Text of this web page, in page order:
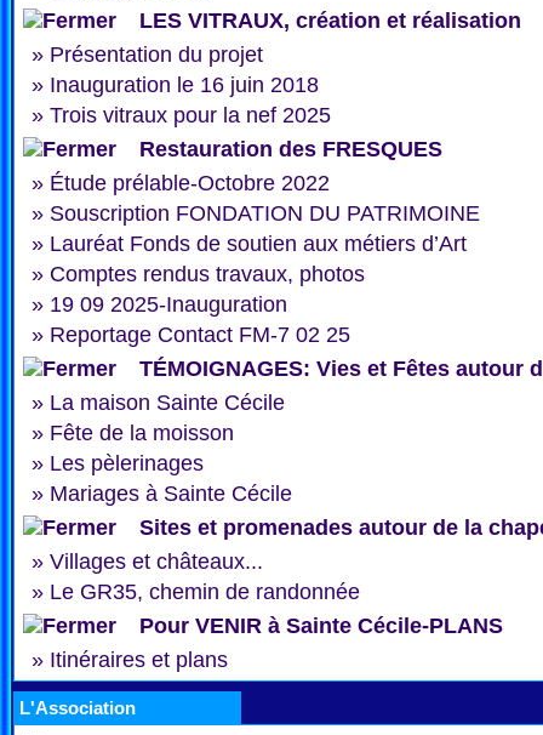
LES VITRAUX, création et réalisation
» Présentation du projet
» Inauguration le 16 juin 2018
» Trois vitraux pour la nef 2025
Restauration des FRESQUES
» Étude prélable-Octobre 2022
» Souscription FONDATION DU PATRIMOINE
» Lauréat Fonds de soutien aux métiers d’Art
» Comptes rendus travaux, photos
» 19 09 2025-Inauguration
» Reportage Contact FM-7 02 25
TÉMOIGNAGES: Vies et Fêtes autour
» La maison Sainte Cécile
» Fête de la moisson
» Les pèlerinages
» Mariages à Sainte Cécile
Sites et promenades autour de la
» Villages et châteaux...
» Le GR35, chemin de randonnée
Pour VENIR à Sainte Cécile-PLANS
» Itinéraires et plans
L'Association